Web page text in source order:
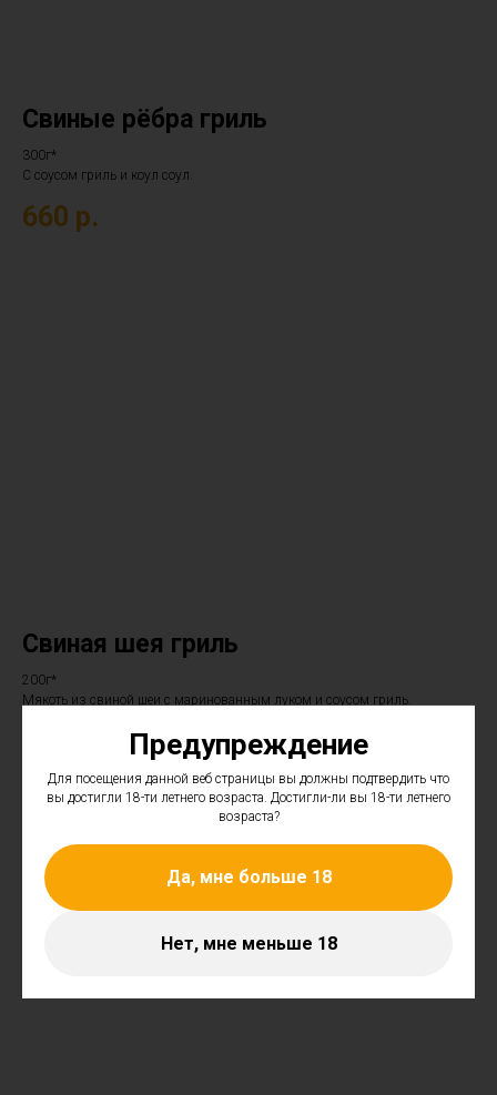
Предупреждение
Для посещения данной веб страницы вы должны подтвердить что
вы достигли 18-ти летнего возраста. Достигли-ли вы 18-ти летнего
возраста?
Да, мне больше 18
Нет, мне меньше 18
Свиные рёбра гриль
300г*
С соусом гриль и коул соул.
660 р.
Свиная шея гриль
200г*
Мякоть из свиной шеи с маринованным луком и соусом гриль.